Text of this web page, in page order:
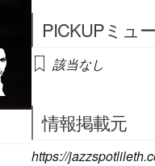
PICKUPミュ
該当なし
情報掲載元
https://